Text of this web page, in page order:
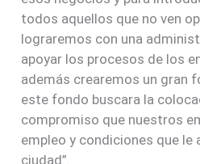
todos aquellos que no ven
lograremos con una
apoyar los procesos de los
además crearemos un gran
este fondo buscara la
compromiso que nuestros
empleo y condiciones que le
ciudad”.